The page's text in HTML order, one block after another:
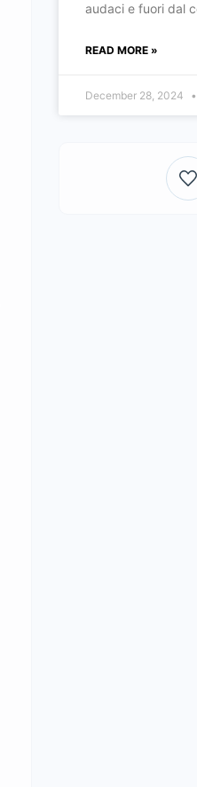
audaci e fuori dal
READ MORE »
December 28, 2024